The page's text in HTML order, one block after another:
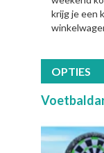
krijg je een
OPTIES